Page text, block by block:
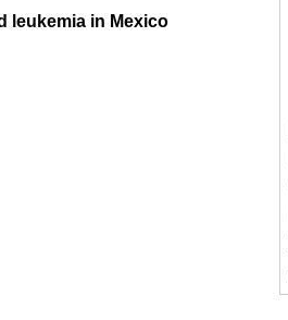
leukemia in Mexico